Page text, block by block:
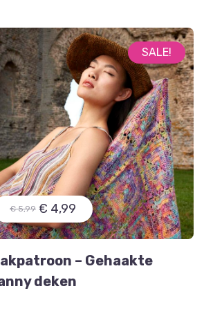
SALE!
€ 5,99 € 4,99
– Gehaakte
deken